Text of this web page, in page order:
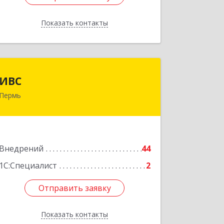
Показать контакты
Назад
ИВС
Пермь
Внедрений
44
1С:Специалист
2
Отправить заявку
Показать контакты
Отправить заявку
Назад